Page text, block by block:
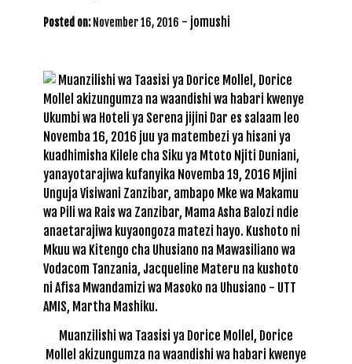
Posted on: November 16, 2016 - jomushi
Muanzilishi wa Taasisi ya Dorice Mollel, Dorice
Mollel akizungumza na waandishi wa habari kwenye